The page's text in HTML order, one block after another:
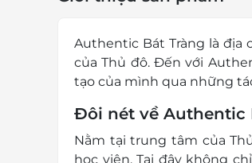
Authentic Bát Tràng là địa
của Thủ đô. Đến với
tạo của mình qua những
Đôi nét về Authentic
Nằm tại trung tâm của
học viên. Tại đây không